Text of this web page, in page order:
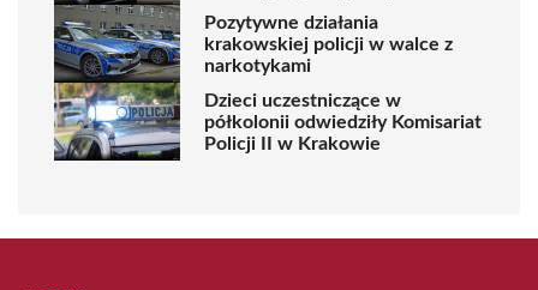
Pozytywne działania
krakowskiej policji w walce z
narkotykami
Dzieci uczestniczące w
półkolonii odwiedziły Komisariat
Policji II w Krakowie